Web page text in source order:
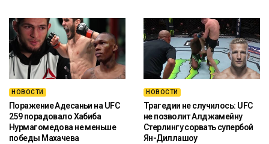
НОВОСТИ
Поражение Адесаньи на UFC
259 порадовало Хабиба
Нурмагомедова не меньше
победы Махачева
НОВОСТИ
Трагедии не случилось: UFC
не позволит Алджамейну
Стерлингу сорвать супербой
Ян-Диллашоу